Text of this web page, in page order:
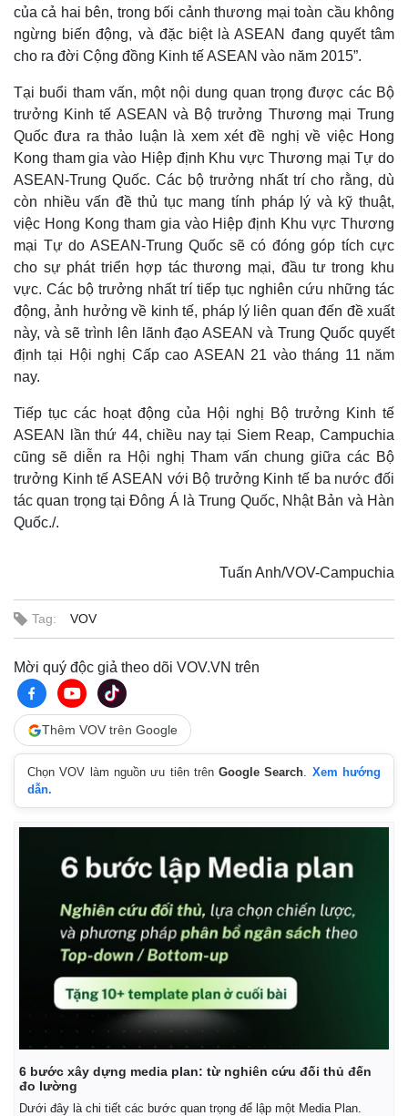
Bất động sản
Khởi nghiệp
Thị trường
Giá vàng
Tiêu dùng
Tỷ giá
của cả hai bên, trong bối cảnh thương mại toàn cầu không
ngừng biến động, và đặc biệt là ASEAN đang quyết tâm
cho ra đời Cộng đồng Kinh tế ASEAN vào năm 2015”.
Tại buổi tham vấn, một nội dung quan trọng được các Bộ
trưởng Kinh tế ASEAN và Bộ trưởng Thương mại Trung
Quốc đưa ra thảo luận là xem xét đề nghị về việc Hong
Kong tham gia vào Hiệp định Khu vực Thương mại Tự do
ASEAN-Trung Quốc. Các bộ trưởng nhất trí cho rằng, dù
còn nhiều vấn đề thủ tục mang tính pháp lý và kỹ thuật,
việc Hong Kong tham gia vào Hiệp định Khu vực Thương
mại Tự do ASEAN-Trung Quốc sẽ có đóng góp tích cực
cho sự phát triển hợp tác thương mại, đầu tư trong khu
vực. Các bộ trưởng nhất trí tiếp tục nghiên cứu những tác
động, ảnh hưởng về kinh tế, pháp lý liên quan đến đề xuất
này, và sẽ trình lên lãnh đạo ASEAN và Trung Quốc quyết
định tại Hội nghị Cấp cao ASEAN 21 vào tháng 11 năm
nay.
Tiếp tục các hoạt động của Hội nghị Bộ trưởng Kinh tế
ASEAN lần thứ 44, chiều nay tại Siem Reap, Campuchia
cũng sẽ diễn ra Hội nghị Tham vấn chung giữa các Bộ
trưởng Kinh tế ASEAN với Bộ trưởng Kinh tế ba nước đối
tác quan trọng tại Đông Á là Trung Quốc, Nhật Bản và Hàn
Quốc./.
Tuấn Anh/VOV-Campuchia
Tag: VOV
Mời quý độc giả theo dõi VOV.VN trên
Thêm VOV trên Google
Chọn VOV làm nguồn ưu tiên trênGoogle Search. Xem hướng
dẫn.
6 bước xây dựng media plan: từ nghiên cứu đối thủ đến
đo lường
Dưới đây là chi tiết các bước quan trọng để lập một Media Plan.